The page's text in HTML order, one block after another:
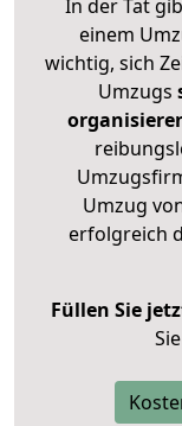
In der Tat
einem
wichtig, sich
Umzugs
Umzug
erfolgreich
Füllen Sie